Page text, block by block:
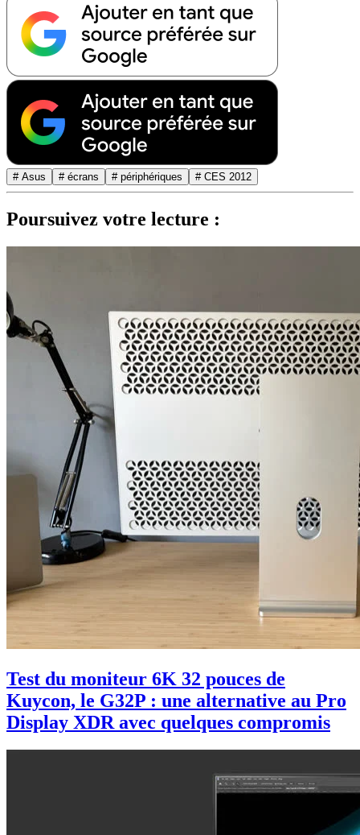
# Asus # écrans # périphériques # CES 2012
Poursuivez votre lecture :
Test du moniteur 6K 32 pouces de
Kuycon, le G32P : une alternative au Pro
Display XDR avec quelques compromis